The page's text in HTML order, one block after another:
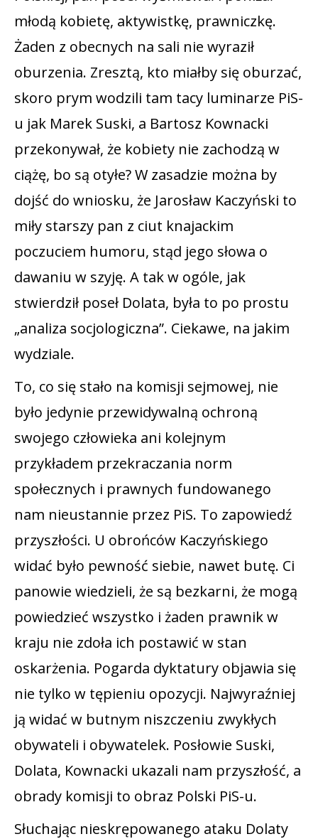
młodą kobietę, aktywistkę, prawniczkę.
Żaden z obecnych na sali nie wyraził
oburzenia. Zresztą, kto miałby się oburzać,
skoro prym wodzili tam tacy luminarze PiS-
u jak Marek Suski, a Bartosz Kownacki
przekonywał, że kobiety nie zachodzą w
ciążę, bo są otyłe? W zasadzie można by
dojść do wniosku, że Jarosław Kaczyński to
miły starszy pan z ciut knajackim
poczuciem humoru, stąd jego słowa o
dawaniu w szyję. A tak w ogóle, jak
stwierdził poseł Dolata, była to po prostu
„analiza socjologiczna”. Ciekawe, na jakim
wydziale.
To, co się stało na komisji sejmowej, nie
było jedynie przewidywalną ochroną
swojego człowieka ani kolejnym
przykładem przekraczania norm
społecznych i prawnych fundowanego
nam nieustannie przez PiS. To zapowiedź
przyszłości. U obrońców Kaczyńskiego
widać było pewność siebie, nawet butę. Ci
panowie wiedzieli, że są bezkarni, że mogą
powiedzieć wszystko i żaden prawnik w
kraju nie zdoła ich postawić w stan
oskarżenia. Pogarda dyktatury objawia się
nie tylko w tępieniu opozycji. Najwyraźniej
ją widać w butnym niszczeniu zwykłych
obywateli i obywatelek. Posłowie Suski,
Dolata, Kownacki ukazali nam przyszłość, a
obrady komisji to obraz Polski PiS-u.
Słuchając nieskrępowanego ataku Dolaty